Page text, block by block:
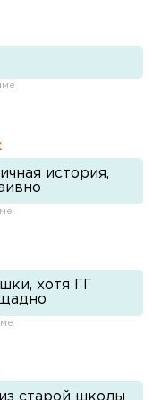
история,
хотя ГГ
старой школы